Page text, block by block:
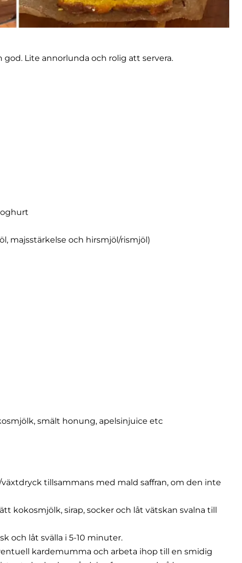
Lite annorlunda och rolig att servera.
majsstärkelse och hirsmjöl/rismjöl)
smält honung, apelsinjuice etc
tillsammans med mald saffran, om den inte
kokosmjölk, sirap, socker och låt vätskan svalna till
och låt svälla i 5-10 minuter.
kardemumma och arbeta ihop till en smidig